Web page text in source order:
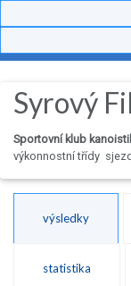
Syrový
Sportovní klub
výkonnostní třídy sjezd
výsledky
statistika